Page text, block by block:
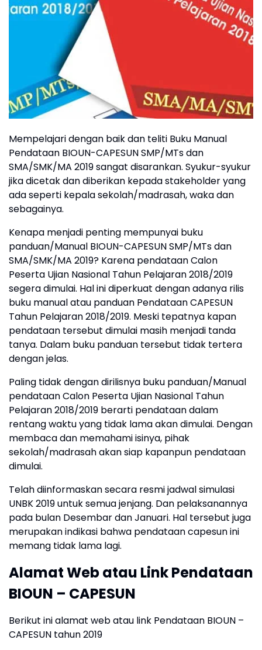
Mempelajari dengan baik dan teliti Buku Manual
Pendataan BIOUN-CAPESUN SMP/MTs dan
SMA/SMK/MA 2019 sangat disarankan. Syukur-syukur
jika dicetak dan diberikan kepada stakeholder yang
ada seperti kepala sekolah/madrasah, waka dan
sebagainya.
Kenapa menjadi penting mempunyai buku
panduan/Manual BIOUN-CAPESUN SMP/MTs dan
SMA/SMK/MA 2019? Karena pendataan Calon
Peserta Ujian Nasional Tahun Pelajaran 2018/2019
segera dimulai. Hal ini diperkuat dengan adanya rilis
buku manual atau panduan Pendataan CAPESUN
Tahun Pelajaran 2018/2019. Meski tepatnya kapan
pendataan tersebut dimulai masih menjadi tanda
tanya. Dalam buku panduan tersebut tidak tertera
dengan jelas.
Paling tidak dengan dirilisnya buku panduan/Manual
pendataan Calon Peserta Ujian Nasional Tahun
Pelajaran 2018/2019 berarti pendataan dalam
rentang waktu yang tidak lama akan dimulai. Dengan
membaca dan memahami isinya, pihak
sekolah/madrasah akan siap kapanpun pendataan
dimulai.
Telah diinformaskan secara resmi jadwal simulasi
UNBK 2019 untuk semua jenjang. Dan pelaksanannya
pada bulan Desembar dan Januari. Hal tersebut juga
merupakan indikasi bahwa pendataan capesun ini
memang tidak lama lagi.
Alamat Web atau Link Pendataan
BIOUN – CAPESUN
Berikut ini alamat web atau link Pendataan BIOUN –
CAPESUN tahun 2019